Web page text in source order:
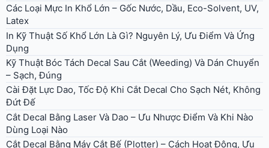
Các Loại Mực In Khổ Lớn – Gốc Nước, Dầu, Eco-Solvent, UV,
Latex
In Kỹ Thuật Số Khổ Lớn Là Gì? Nguyên Lý, Ưu Điểm Và Ứng
Dụng
Kỹ Thuật Bóc Tách Decal Sau Cắt (Weeding) Và Dán Chuyển
– Sạch, Đúng
Cài Đặt Lực Dao, Tốc Độ Khi Cắt Decal Cho Sạch Nét, Không
Đứt Đế
Cắt Decal Bằng Laser Và Dao – Ưu Nhược Điểm Và Khi Nào
Dùng Loại Nào
Cắt Decal Bằng Máy Cắt Bế (Plotter) – Cách Hoạt Động, Ưu